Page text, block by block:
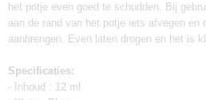
het potje even goed te schudden. Bij
aan de rand van het potje iets afvegen en
aanbrengen. Even laten drogen en het is
Specificaties:
- Inhoud : 12 ml